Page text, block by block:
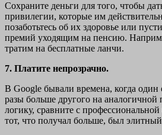
Сохраните деньги для того, чтобы
привилегии, которые им
позаботьтесь об их здоровье или
премий уходящим на пенсию.
тратим на бесплатные ланчи.
7. Платите непрозрачно.
В Google бывали времена, когда один
разы больше другого на
логику, сравните с
тот, что получал больше, был